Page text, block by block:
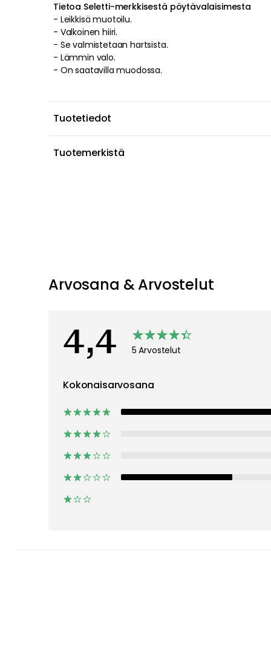
Tietoa Seletti-merkkisestä pöytävalaisimesta
- Leikkisä muotoilu.
- Valkoinen hiiri.
- Se valmistetaanhartsista.
- Lämmin valo.
- On saatavilla muodossa.
Tuotetiedot
Tuotemerkistä
Arvosana & Arvostelut
4,4 5 Arvostelut
Kokonaisarvosana
4